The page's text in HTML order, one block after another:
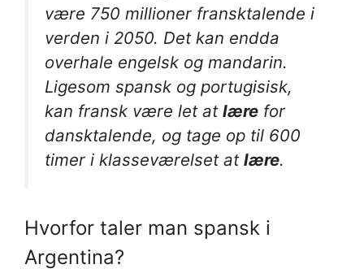
være 750 millioner fransktalende i
verden i 2050. Det kan endda
overhale engelsk og mandarin.
Ligesom spansk og portugisisk,
kan fransk være let at lære for
dansktalende, og tage op til 600
timer i klasseværelset at lære.
Hvorfor taler man spansk i
Argentina?